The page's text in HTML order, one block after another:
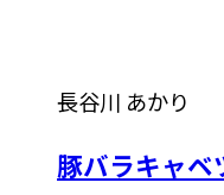
長谷川 あかり
豚バラキャベ